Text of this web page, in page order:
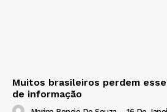
Muitos brasileiros perdem
de informação